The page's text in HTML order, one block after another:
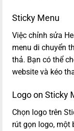
Sticky Menu
Việc chỉnh sửa
menu di chuyển
thả. Bạn có thể
website và kéo
Logo on Sticky
Chọn logo trên
rút gọn logo, một